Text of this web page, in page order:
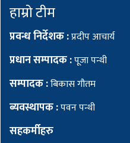
हाम्रो टीम
प्रवन्ध निर्देशक :प्रदीप आचार्य
प्रधान सम्पादक :पूजा पन्थी
सम्पादक :बिकास गौतम
ब्यवस्थापक :पवन पन्थी
सहकर्मीहरु